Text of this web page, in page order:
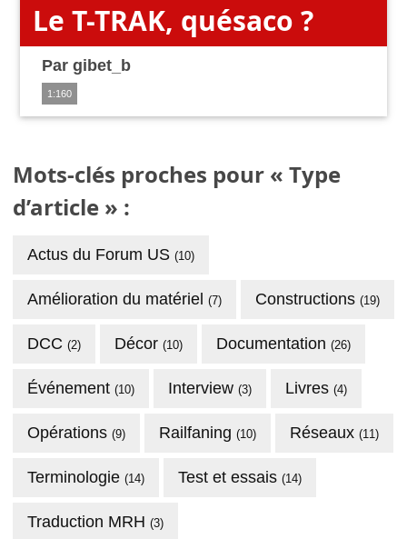
Le T-TRAK, quésaco ?
Par gibet_b
1:160
Mots-clés proches pour « Type
d’article » :
Actus du Forum US (10)
Amélioration du matériel (7) Constructions (19)
DCC (2) Décor (10) Documentation (26)
Événement (10) Interview (3) Livres (4)
Opérations (9) Railfaning (10) Réseaux (11)
Terminologie (14) Test et essais (14)
Traduction MRH (3)